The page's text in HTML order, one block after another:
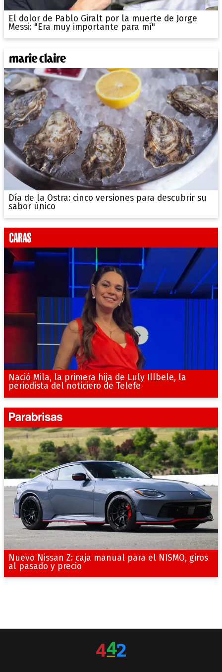
El dolor de Pablo Giralt por la muerte de Jorge
Messi: "Era muy importante para mí"
Día de la Ostra: cinco versiones para descubrir su
sabor único
Nació Mila, la primera hija de Luly Illbele, la
periodista del noticiero de Telefe
Nuevo Nissan Z: caja manual para el NISMO, giros
al pasado y precio